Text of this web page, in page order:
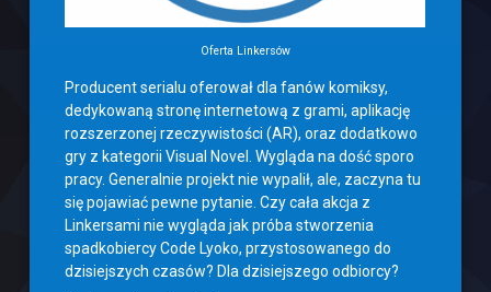
Oferta Linkersów
Producent serialu oferował dla fanów komiksy,
dedykowaną stronę internetową z grami, aplikację
rozszerzonej rzeczywistości (AR), oraz dodatkowo
gry z kategorii Visual Novel. Wygląda na dość sporo
pracy. Generalnie projekt nie wypalił, ale, zaczyna tu
się pojawiać pewne pytanie. Czy cała akcja z
Linkersami nie wygląda jak próba stworzenia
spadkobiercy Code Lyoko, przystosowanego do
dzisiejszych czasów? Dla dzisiejszego odbiorcy?